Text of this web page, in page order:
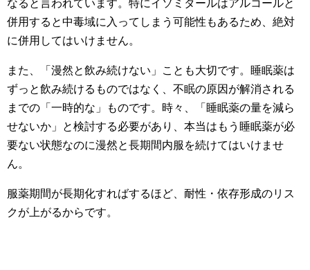
なると言われています。特にイソミタールはアルコールと
併用すると中毒域に入ってしまう可能性もあるため、絶対
に併用してはいけません。
また、「漫然と飲み続けない」ことも大切です。睡眠薬は
ずっと飲み続けるものではなく、不眠の原因が解消される
までの「一時的な」ものです。時々、「睡眠薬の量を減ら
せないか」と検討する必要があり、本当はもう睡眠薬が必
要ない状態なのに漫然と長期間内服を続けてはいけませ
ん。
服薬期間が長期化すればするほど、耐性・依存形成のリス
クが上がるからです。